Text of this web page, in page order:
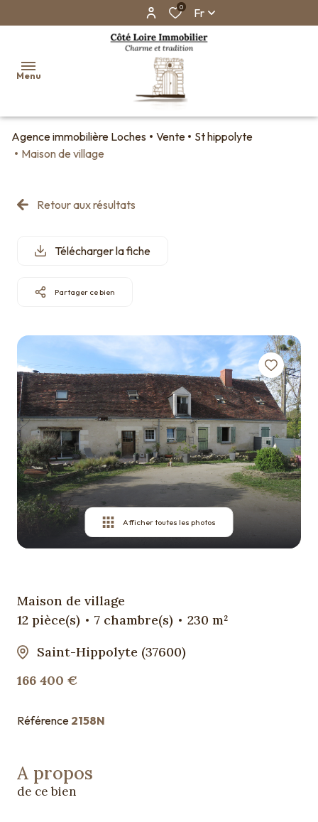
0 Fr
Menu
Biens
vendus
estimer
bien en
ligne
sommes
Contact
Agence immobilière Loches Vente
St hippolyte
Maison de village
Retour aux résultats
Télécharger la fiche
Partager ce bien
Afficher toutes les photos
Maison de village
12 pièce(s)
7 chambre(s)
230 m²
Saint-Hippolyte (37600)
166 400 €
Référence 2158N
A propos
de ce bien